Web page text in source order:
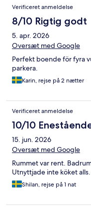
Verificeret anmeldelse
8/10 Rigtig godt
5. apr. 2026
Oversæt med Google
Perfekt boende för fyra
parkera.
Karin, rejse på 2 nætter
Verificeret anmeldelse
10/10
15. jun. 2026
Oversæt med Google
Rummet var rent.
Utnyttjade inte köket
Shilan, rejse på 1 nat